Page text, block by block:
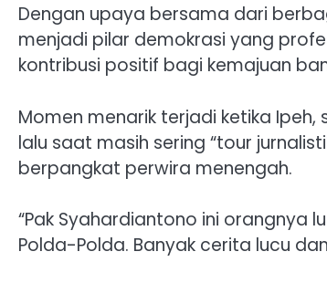
Dengan upaya bersama dari
menjadi pilar demokrasi yang
kontribusi positif bagi kemajuan
Momen menarik terjadi ketika
lalu saat masih sering “tour
berpangkat perwira menengah.
“Pak Syahardiantono ini orangnya
Polda-Polda. Banyak cerita lucu